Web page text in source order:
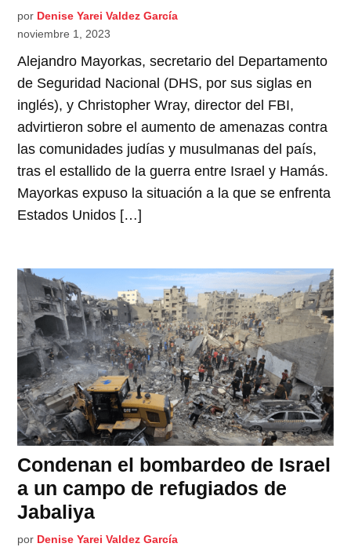
por Denise Yarei Valdez García
noviembre 1, 2023
Alejandro Mayorkas, secretario del Departamento
de Seguridad Nacional (DHS, por sus siglas en
inglés), y Christopher Wray, director del FBI,
advirtieron sobre el aumento de amenazas contra
las comunidades judías y musulmanas del país,
tras el estallido de la guerra entre Israel y Hamás.
Mayorkas expuso la situación a la que se enfrenta
Estados Unidos […]
Condenan el bombardeo de Israel
a un campo de refugiados de
Jabaliya
por Denise Yarei Valdez García